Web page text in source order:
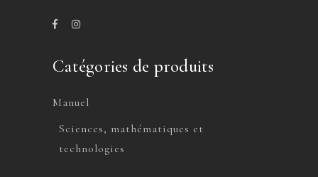
Catégories de produits
Manuel
Sciences, mathématiques et
technologies